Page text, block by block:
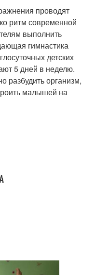
проводят
ритм современной
выполнить
гимнастика
детских
5 дней в неделю.
разбудить организм,
малышей на